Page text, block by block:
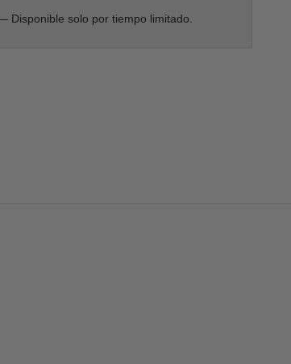
Disponible solo por tiempo limitado.